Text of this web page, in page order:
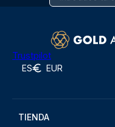
Trustpilot
ES EUR
TIENDA